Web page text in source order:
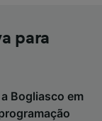
para
Bogliasco em